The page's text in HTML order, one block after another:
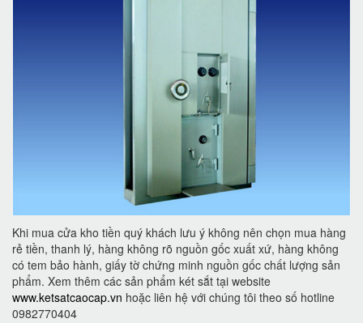
Khi mua cửa kho tiền quý khách lưu ý không nên chọn mua hàng
rẻ tiền, thanh lý, hàng không rõ nguồn gốc xuất xứ, hàng không
có tem bảo hành, giấy tờ chứng minh nguồn gốc chất lượng sản
phẩm. Xem thêm các sản phẩm két sắt tại website
www.ketsatcaocap.vn hoặc liên hệ với chúng tôi theo số hotline
0982770404